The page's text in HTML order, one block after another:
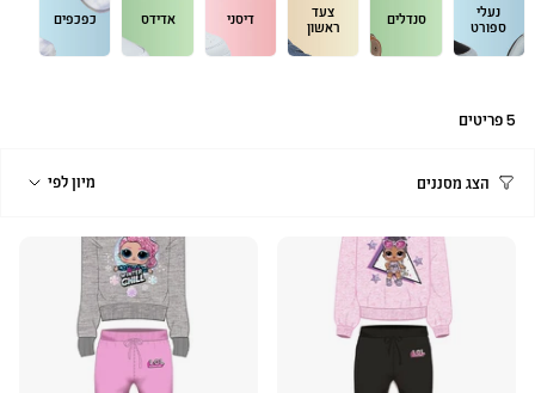
נעלי
ספורט
סנדלים
צעד
ראשון
דיסני אדידס כפכפים
5 פריטים
הצג מסננים
לפימיון לפי